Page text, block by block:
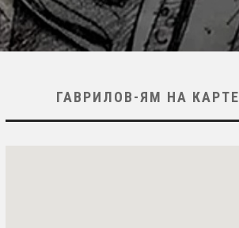
ГАВРИЛОВ-ЯМ НА КАРТЕ